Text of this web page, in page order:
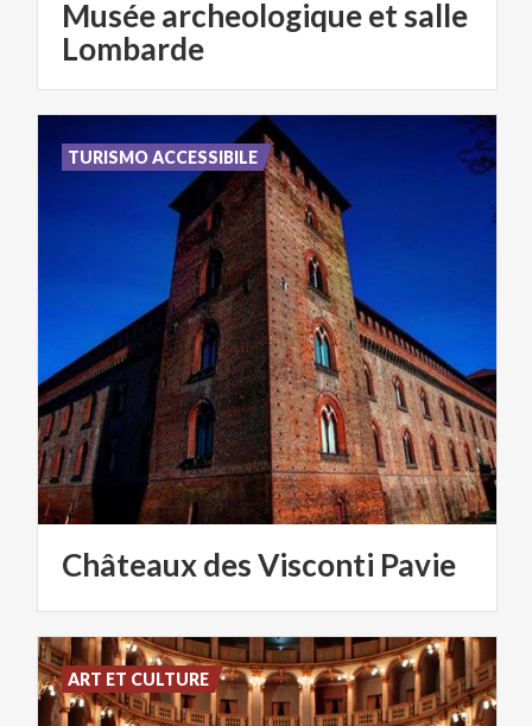
Musée archeologique et salle
Lombarde
ChâteauxdesVisconti Pavie
TURISMO ACCESSIBILE
ART ET CULTURE